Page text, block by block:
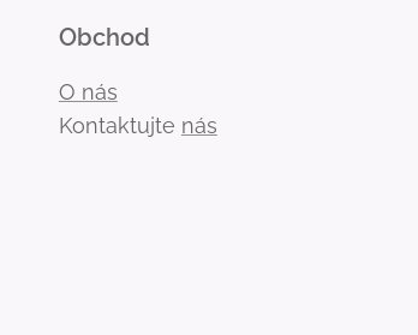
Obchod
O nás
Kontaktujte nás